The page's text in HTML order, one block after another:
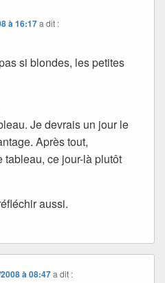
à 16:17a dit :
si blondes, les petites
Je devrais un jour le
Après tout,
ce jour-là plutôt
aussi.
à 08:47 a dit :